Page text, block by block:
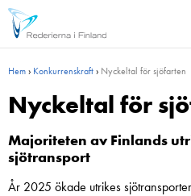
Hem› Konkurrenskraft› Nyckeltal för sjöfarten
Nyckeltal för
Majoriteten av Finlands
sjötransport
År 2025 ökade utrikes